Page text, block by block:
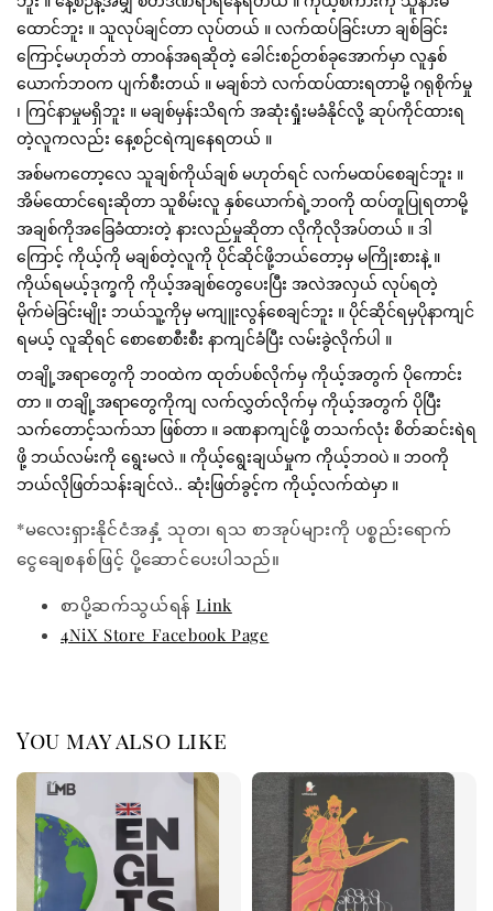
ထောင်ဘူး ။ သူလုပ်ချင်တာ လုပ်တယ် ။ လက်ထပ်ခြင်းဟာ ချစ်ခြင်း
ကြောင့်မဟုတ်ဘဲ တာဝန်အရဆိုတဲ့ ခေါင်းစဉ်တစ်ခုအောက်မှာ လူနှစ်
ယောက်ဘဝက ပျက်စီးတယ် ။ မချစ်ဘဲ လက်ထပ်ထားရတာမို့ ဂရုစိုက်မှု
၊ ကြင်နာမှုမရှိဘူး ။ မချစ်မှန်းသိရက် အဆုံးရှုံးမခံနိုင်လို့ ဆုပ်ကိုင်ထားရ
တဲ့လူကလည်း နေ့စဉ်ငရဲကျနေရတယ် ။
အစ်မကတော့လေ သူချစ်ကိုယ်ချစ် မဟုတ်ရင် လက်မထပ်စေချင်ဘူး ။
အိမ်ထောင်ရေးဆိုတာ သူစိမ်းလူ နှစ်ယောက်ရဲ့ဘဝကို ထပ်တူပြုရတာမို့
အချစ်ကိုအခြေခံထားတဲ့ နားလည်မှုဆိုတာ လိုကိုလိုအပ်တယ် ။ ဒါ
ကြောင့် ကိုယ့်ကို မချစ်တဲ့လူကို ပိုင်ဆိုင်ဖို့ဘယ်တော့မှ မကြိုးစားနဲ့ ။
ကိုယ်ရမယ့်ဒုက္ခကို ကိုယ့်အချစ်တွေပေးပြီး အလဲအလှယ် လုပ်ရတဲ့
မိုက်မဲခြင်းမျိုး ဘယ်သူ့ကိုမှ မကျူးလွန်စေချင်ဘူး ။ ပိုင်ဆိုင်ရမှပိုနာကျင်
ရမယ့် လူဆိုရင် စောစောစီးစီး နာကျင်ခံပြီး လမ်းခွဲလိုက်ပါ ။
တချို့အရာတွေကို ဘဝထဲက ထုတ်ပစ်လိုက်မှ ကိုယ့်အတွက် ပိုကောင်း
တာ ။ တချို့အရာတွေကိုကျ လက်လွှတ်လိုက်မှ ကိုယ့်အတွက် ပိုပြီး
သက်တောင့်သက်သာ ဖြစ်တာ ။ ခဏနာကျင်ဖို့ တသက်လုံး စိတ်ဆင်းရဲရ
ဖို့ ဘယ်လမ်းကို ရွေးမလဲ ။ ကိုယ့်ရွေးချယ်မှုက ကိုယ့်ဘဝပဲ ။ ဘဝကို
ဘယ်လိုဖြတ်သန်းချင်လဲ.. ဆုံးဖြတ်ခွင့်က ကိုယ့်လက်ထဲမှာ ။
*မလေးရှားနိုင်ငံအနှံ့ သုတ၊ ရသ စာအုပ်များကို ပစ္စည်းရောက်
ငွေချေစနစ်ဖြင့် ပို့ဆောင်ပေးပါသည်။
စာပို့ဆက်သွယ်ရန်Link
4NiX Store Facebook Page
You may also like